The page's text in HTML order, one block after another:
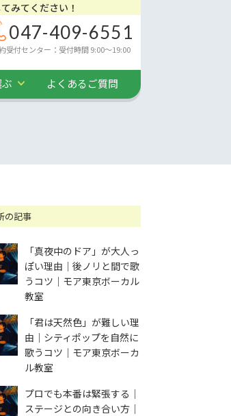
みてください！
047-409-6551
受付センター：受付時間 9:00～19:00
よくあるご質問
の記事
「真夜中のドア」が大人っ
ぽい理由｜後ノリと間で歌
うコツ｜モア東京ボーカル
教室
「君は天然色」が難しい理
由｜シティポップを自然に
歌うコツ｜モア東京ボーカ
ル教室
プロでも本番は緊張する｜
ステージとの向き合い方｜